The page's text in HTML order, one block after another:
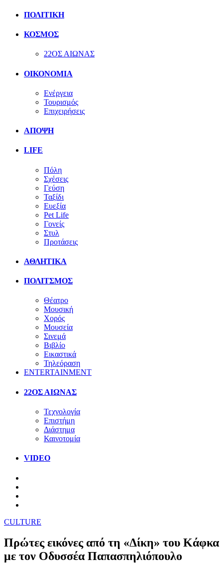
ΠΟΛΙΤΙΚΗ
ΚΟΣΜΟΣ
22ΟΣ ΑΙΩΝΑΣ
ΟΙΚΟΝΟΜΙΑ
Ενέργεια
Τουρισμός
Επιχειρήσεις
ΑΠΟΨΗ
LIFE
Πόλη
Σχέσεις
Γεύση
Ταξίδι
Ευεξία
Pet Life
Γονείς
Στυλ
Προτάσεις
ΑΘΛΗΤΙΚΑ
ΠΟΛΙΤΣΜΟΣ
Θέατρο
Μουσική
Χορός
Μουσεία
Σινεμά
Βιβλίο
Εικαστικά
Τηλεόραση
ENTERTAINMENT
22ΟΣ ΑΙΩΝΑΣ
Τεχνολογία
Επιστήμη
Διάστημα
Καινοτομία
VIDEO
CULTURE
Πρώτες εικόνες από τη «Δίκη» του Κάφκα
με τον Οδυσσέα Παπασπηλιόπουλο